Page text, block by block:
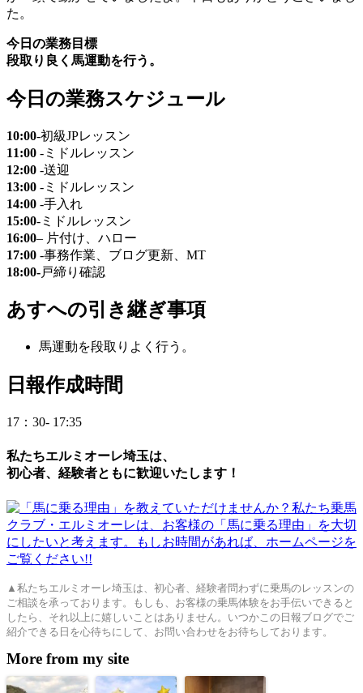
た。
今日の業務目標
段取り良く馬運動を行う。
今日の業務スケジュール
10:00-初級JPレッスン
11:00 -ミドルレッスン
12:00 -送迎
13:00 -ミドルレッスン
14:00 -手入れ
15:00-ミドルレッスン
16:00– 片付け、ハロー
17:00 -事務作業、ブログ更新、MT
18:00-戸締り確認
あすへの引き継ぎ事項
馬運動を段取りよく行う。
日 報作成時間
17：30- 17:35
私たちエルミオーレ埼玉は、
初心者、経験者ともに歓迎いたします！
▲私たちエルミオーレ埼玉は、初心者、経験者問わずに乗馬のレッスンの
ご相談を承っております。もしも、お客様の乗馬体験をお手伝いできると
したら、それ以上に嬉しいことはありません。いつかこの日報ブログでご
紹介できる日を心待ちにして、お問い合わせをお待ちしております。
More from my site